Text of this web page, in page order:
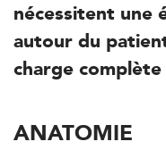
nécessitent une
autour du
charge
ANATOMIE